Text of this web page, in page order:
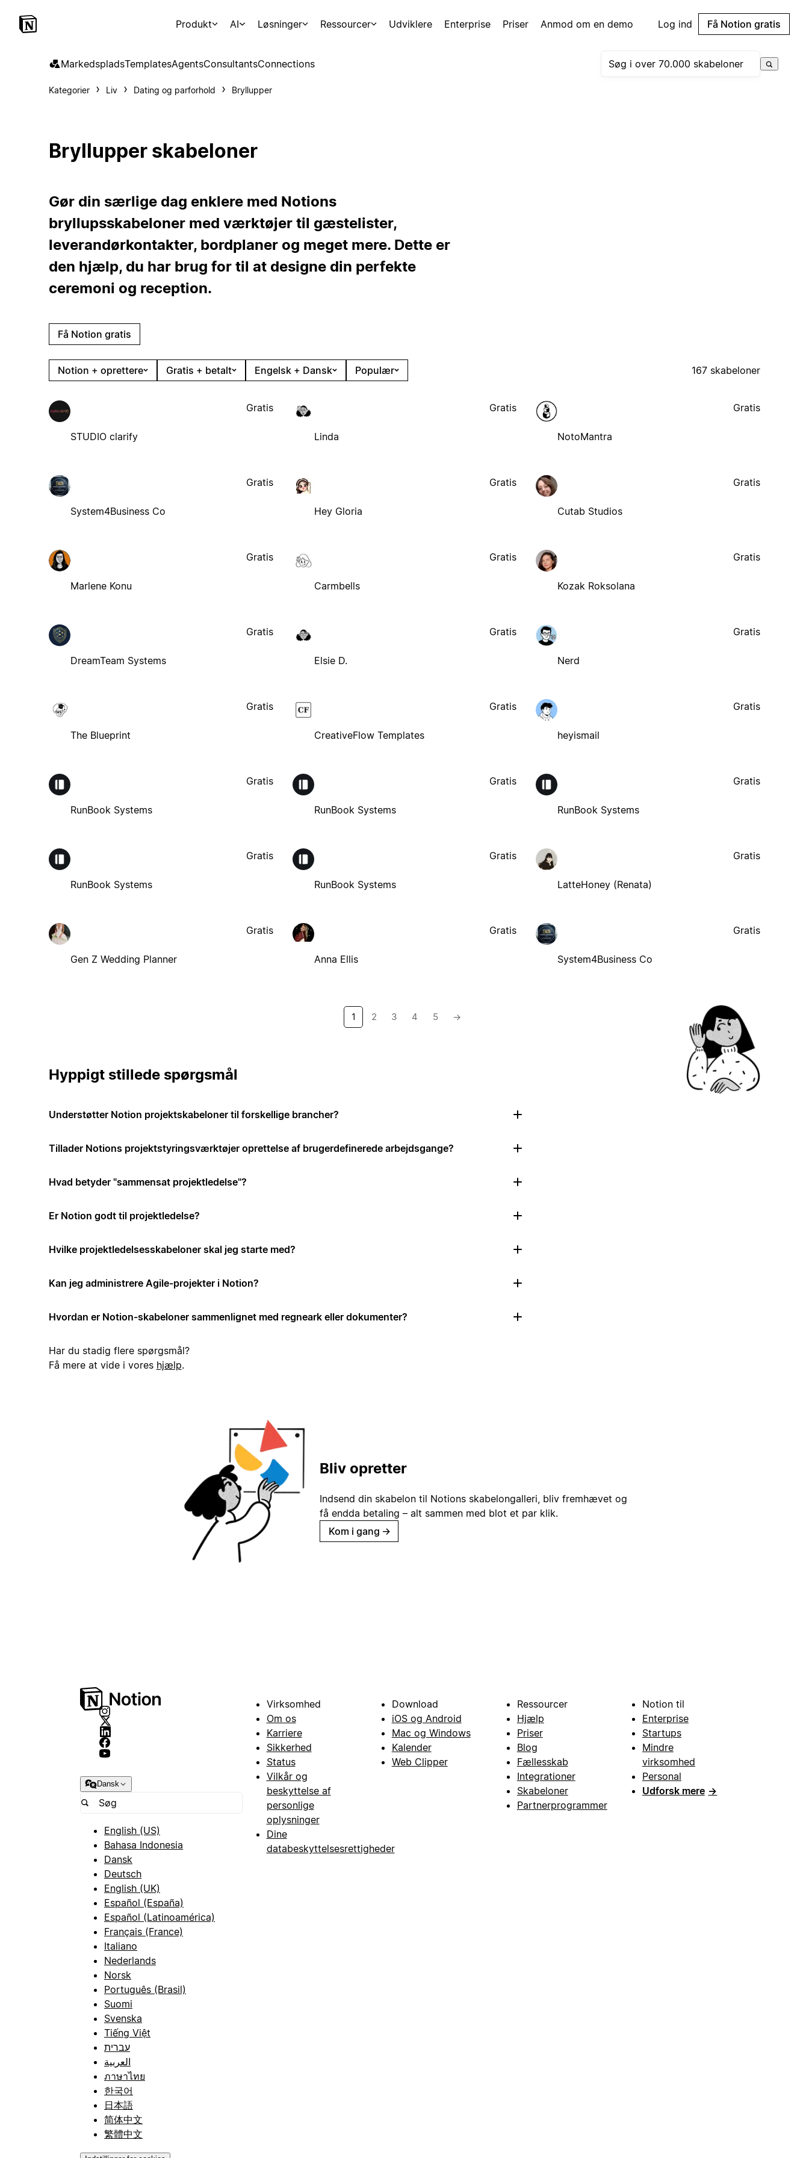
Produkt AI Løsninger Ressourcer Udviklere Enterprise Priser Anmod om en demo Log ind Få Notion gratis
MarkedspladsTemplatesAgentsConsultantsConnections
Kategorier Liv Dating og parforhold Bryllupper
Bryllupper skabeloner
Gør din særlige dag enklere med Notions
bryllupsskabeloner med værktøjer til gæstelister,
leverandørkontakter, bordplaner og meget mere. Dette er
den hjælp, du har brug for til at designe din perfekte
ceremoni og reception.
Få Notion gratis
Notion + oprettere Gratis + betalt Engelsk + Dansk Populær 167 skabeloner
STUDIO clarify
Gratis
Linda
Gratis
NotoMantra
Gratis
System4Business Co
Gratis
Hey Gloria
Gratis
Cutab Studios
Gratis
Marlene Konu
Gratis
Carmbells
Gratis
Kozak Roksolana
Gratis
DreamTeam Systems
Gratis
Elsie D.
Gratis
Nerd
Gratis
The Blueprint
Gratis
CreativeFlow Templates
Gratis
heyismail
Gratis
RunBook Systems
Gratis
RunBook Systems
Gratis
RunBook Systems
Gratis
RunBook Systems
Gratis
RunBook Systems
Gratis
LatteHoney (Renata)
Gratis
Gen Z Wedding Planner
Gratis
Anna Ellis
Gratis
System4Business Co
Gratis
1 2 3 4 5 →
Hyppigt stillede spørgsmål
Understøtter Notion projektskabeloner til forskellige brancher?
Tillader Notions projektstyringsværktøjer oprettelse af brugerdefinerede arbejdsgange?
Hvad betyder "sammensat projektledelse"?
Er Notion godt til projektledelse?
Hvilke projektledelsesskabeloner skal jeg starte med?
Kan jeg administrere Agile-projekter i Notion?
Hvordan er Notion-skabeloner sammenlignet med regneark eller dokumenter?
Har du stadig flere spørgsmål?
Få mere at vide i vores hjælp.
Bliv opretter
Indsend din skabelon til Notions skabelongalleri, bliv fremhævet og
få endda betaling – alt sammen med blot et par klik.
Kom i gang →
Dansk
English (US)
Bahasa Indonesia
Dansk
Deutsch
English (UK)
Español (España)
Español (Latinoamérica)
Français (France)
Italiano
Nederlands
Norsk
Português (Brasil)
Suomi
Svenska
Tiếng Việt
עברית
العربية
ภาษาไทย
한국어
日本語
简体中文
繁體中文
Virksomhed
Om os
Karriere
Sikkerhed
Status
Vilkår og
beskyttelse af
personlige
oplysninger
Dine
databeskyttelsesrettigheder
Download
iOS og Android
Mac og Windows
Kalender
Web Clipper
Ressourcer
Hjælp
Priser
Blog
Fællesskab
Integrationer
Skabeloner
Partnerprogrammer
Notion til
Enterprise
Startups
Mindre
virksomhed
Personal
Udforsk mere →